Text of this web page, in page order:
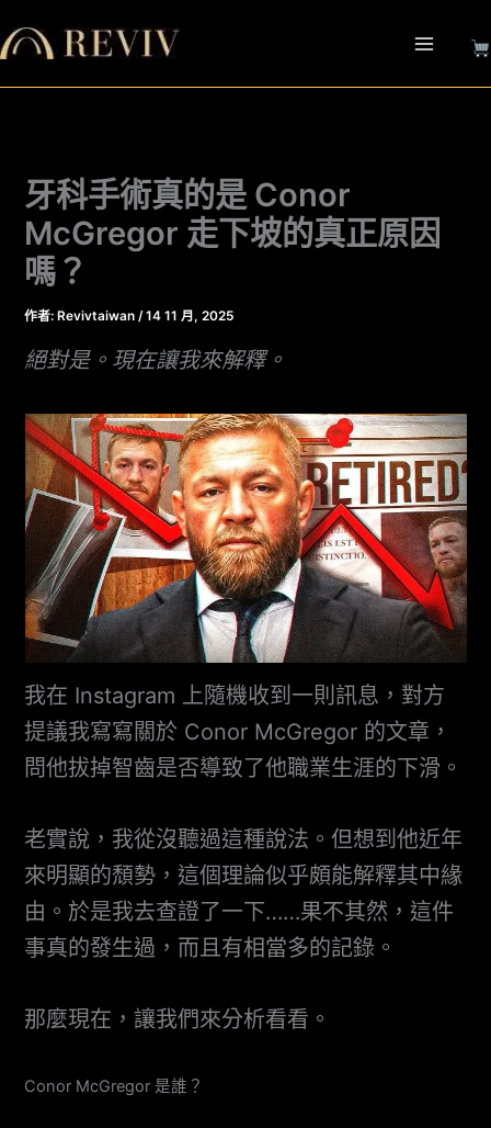
至
主
要
牙科手術真的是 Conor
McGregor 走下坡的真正原因
嗎？
作者: Revivtaiwan/14 11 月, 2025
絕對是。現在讓我來解釋。
我在 Instagram 上隨機收到一則訊息，對方
提議我寫寫關於 Conor McGregor 的文章，
問他拔掉智齒是否導致了他職業生涯的下滑。
老實說，我從沒聽過這種說法。但想到他近年
來明顯的頹勢，這個理論似乎頗能解釋其中緣
由。於是我去查證了一下……果不其然，這件
事真的發生過，而且有相當多的記錄。
那麼現在，讓我們來分析看看。
Conor McGregor 是誰？